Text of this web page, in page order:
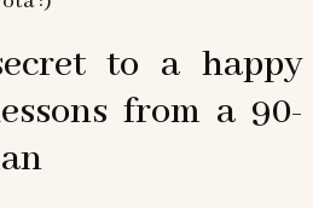
to a happy
from a 90-